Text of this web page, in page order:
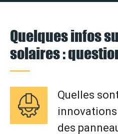
Quelques infos
solaires :
Quelles
des